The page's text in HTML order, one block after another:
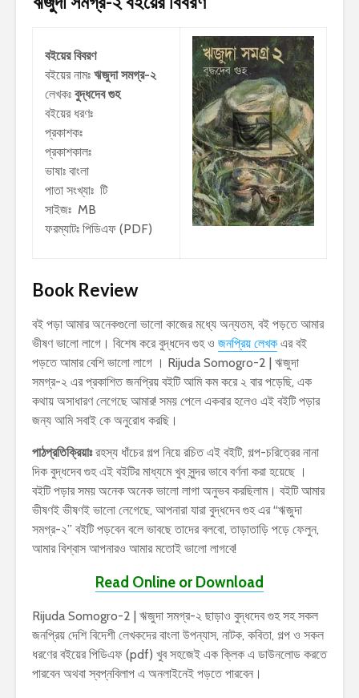
বইয়ের বিবরণ
বইয়ের নামঃ ঋজুদা সমগ্র-২
লেখকঃ বুদ্ধদেব গুহ
বইয়ের ধরণঃ
প্রকাশকঃ
প্রকাশকালঃ
ভাষাঃ বাংলা
পাতা সংখ্যাঃ টি
সাইজঃ MB
ফরম্যাটঃ পিডিএফ (PDF)
Book Review
বই পড়া আমার অনেকগুলো ভালো কাজের মধ্যে অন্যতম, বই পড়তে আমার
ভীষণ ভালো লাগে। বিশেষ করে বুদ্ধদেব গুহ ও জনপ্রিয় লেখক এর বই
পড়তে আমার বেশি ভালো লাগে । Rijuda Somogro-2 | ঋজুদা
সমগ্র-২ এর প্রকাশিত জনপ্রিয় বইটি আমি কম করে ২ বার পড়েছি, এক
কথায় অসাধারণ লেগেছে আমার! সময় পেলে একবার হলেও এই বইটি পড়ার
জন্য আমি সবাই কে অনুরোধ করছি।
পাঠপ্রতিক্রিয়াঃরহস্য ধাঁচের গল্প নিয়ে রচিত এই বইটি, গল্প-চরিত্রের নানা
দিক বুদ্ধদেব গুহ এই বইটির মাধ্যমে খুব সুন্দর ভাবে বর্ণনা করা হয়েছে ।
বইটি পড়ার সময় অনেক অনেক ভালো লাগা অনুভব করছিলাম। বইটি আমার
ভীষণই ভীষণই ভালো লেগেছে, আপনারা যারা বুদ্ধদেব গুহ এর “ঋজুদা
সমগ্র-২” বইটি পড়বেন বলে ভাবছে তাদের বলবো, তাড়াতাড়ি পড়ে ফেলুন,
আমার বিশ্বাস আপনারও আমার মতোই ভালো লাগবে!
Read Online or Download
Rijuda Somogro-2 | ঋজুদা সমগ্র-২ ছাড়াও বুদ্ধদেব গুহ সহ সকল
জনপ্রিয় দেশি বিদেশী লেখকদের বাংলা উপন্যাস, নাটক, কবিতা, গল্প ও সকল
ধরণের বইয়ের পিডিএফ (pdf) খুব সহজেই এক ক্লিক এ ডাউনলোড করতে
পারবেন অথবা স্বপ্নবিলাপ এ অনলাইনেই পড়তে পারবেন।